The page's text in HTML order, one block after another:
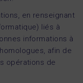
en renseignant
liés à
informations à
afin de
opérations de